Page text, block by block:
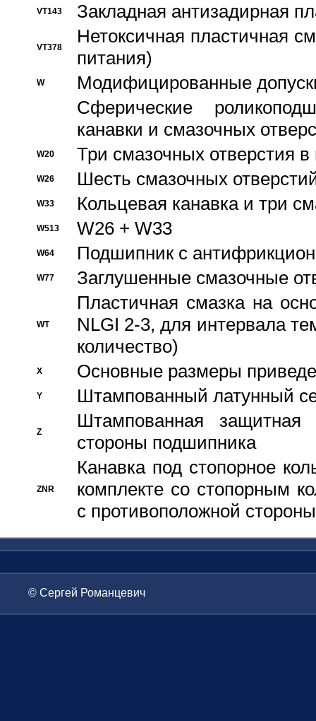
VT143 Закладная антизадирная
VT378
Нетоксичная пластичная
питания)
W
Модифицированные
Сферические
канавки и смазочных
W20 Три смазочных отверстия
W26 Шесть смазочных
W33 Кольцевая канавка и три
W513 W26 + W33
W64 Подшипник с
W77 Заглушенные смазочные
WT
Пластичная смазка на
NLGI 2-3, для интервала
количество)
X Основные размеры
Y Штампованный латунный
Z
Штампованная
стороны подшипника
ZNR
Канавка под стопорное
комплекте со стопорным
с противоположной стороны
© Сергей Романцевич